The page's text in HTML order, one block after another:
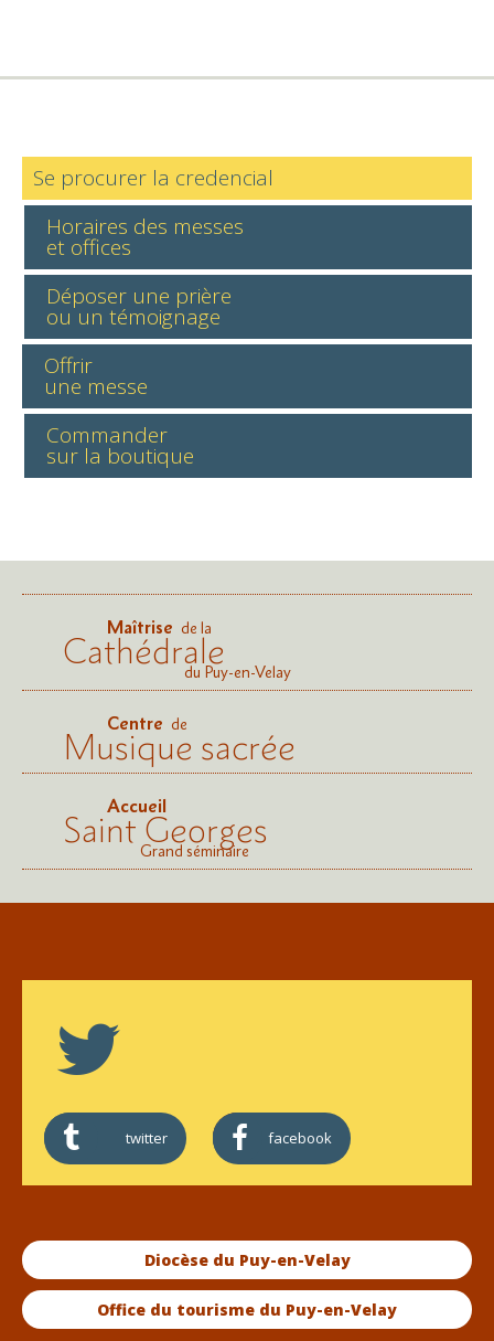
Se procurer la credencial
Horaires des messes
et offices
Déposer une prière
ou un témoignage
Offrir
une messe
Commander
sur la boutique
Maîtrise de la
Cathédraledu Puy-en-Velay
Centre de
Musique sacrée
Accueil
Saint Georges
Grand séminaire
twitter facebook
Diocèse du Puy-en-Velay
Office du tourisme du Puy-en-Velay